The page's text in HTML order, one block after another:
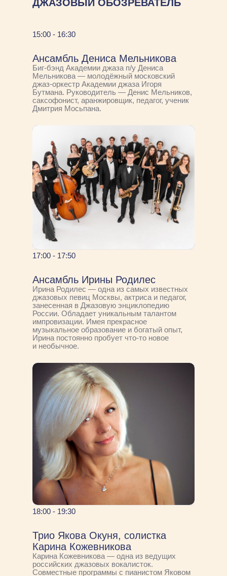
ДЖАЗОВЫЙ ОБОЗРЕВАТЕЛЬ
15:00 - 16:30
Ансамбль Дениса Мельникова
Биг-бэнд Академии джаза п/у Дениса
Мельникова — молодёжный московский
джаз-оркестр Академии джаза Игоря
Бутмана. Руководитель — Денис Мельников,
саксофонист, аранжировщик, педагог, ученик
Дмитрия Мосьпана.
17:00 - 17:50
Ансамбль Ирины Родилес
Ирина Родилес — одна из самых известных
джазовых певиц Москвы, актриса и педагог,
занесенная в Джазовую энциклопедию
России. Обладает уникальным талантом
импровизации. Имея прекрасное
музыкальное образование и богатый опыт,
Ирина постоянно пробует что-то новое
и необычное.
18:00 - 19:30
Трио Якова Окуня, солистка
Карина Кожевникова
Карина Кожевникова — одна из ведущих
российских джазовых вокалисток.
Совместные программы с пианистом Яковом